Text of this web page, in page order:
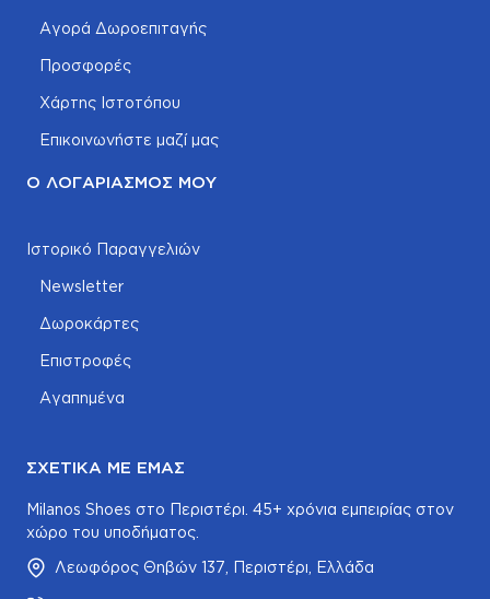
Αγορά Δωροεπιταγής
Προσφορές
Χάρτης Ιστοτόπου
Επικοινωνήστε μαζί μας
Ο ΛΟΓΑΡΙΑΣΜΌΣ ΜΟΥ
Ιστορικό Παραγγελιών
Newsletter
Δωροκάρτες
Επιστροφές
Αγαπημένα
ΣΧΕΤΙΚΆ ΜΕ ΕΜΆΣ
Milanos Shoes στο Περιστέρι. 45+ χρόνια εμπειρίας στον
χώρο του υποδήματος.
Λεωφόρος Θηβών 137, Περιστέρι, Ελλάδα